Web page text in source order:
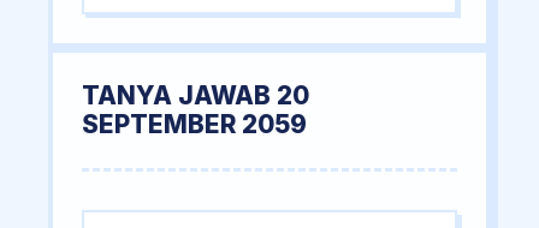
TANYA JAWAB 20
SEPTEMBER 2059